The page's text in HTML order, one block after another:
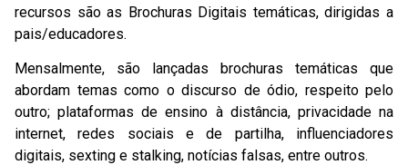
recursos são as Brochuras Digitais temáticas, dirigidas a
pais/educadores.
Mensalmente, são lançadas brochuras temáticas que
abordam temas como o discurso de ódio, respeito pelo
outro; plataformas de ensino à distância, privacidade na
internet, redes sociais e de partilha, influenciadores
digitais, sexting e stalking, notícias falsas, entre outros.